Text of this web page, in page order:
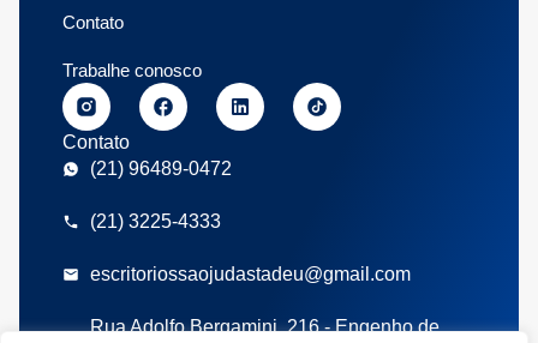
Contato
Trabalhe conosco
Contato
(21) 96489-0472
(21) 3225-4333
escritoriossaojudastadeu@gmail.com
Rua Adolfo Bergamini, 216 - Engenho de